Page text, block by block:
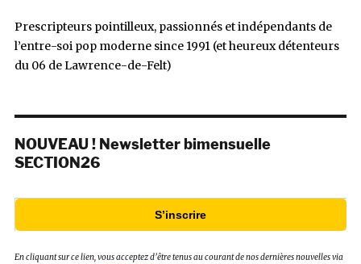
Prescripteurs pointilleux, passionnés et indépendants de
l’entre-soi pop moderne since 1991 (et heureux détenteurs
du 06 de Lawrence-de-Felt)
NOUVEAU ! Newsletter bimensuelle
SECTION26
S’inscrire
En cliquant sur ce lien, vous acceptez d’être tenus au courant de nos dernières nouvelles via